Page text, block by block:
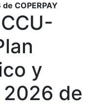
COPERPAY
y
de